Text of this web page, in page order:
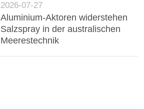
Bereiche in der
lateinamerikanischen Öl- und
Gasindustrie
2026-07-27
Aluminium-Aktoren widerstehen
Salzspray in der australischen
Meerestechnik